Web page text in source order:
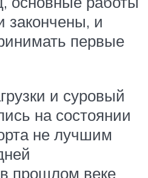
закончены, и
первые
и суровый
на состоянии
не лучшим
прошлом веке